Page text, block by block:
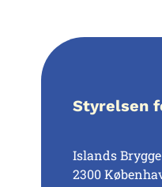
Styrelsen
Islands
2300